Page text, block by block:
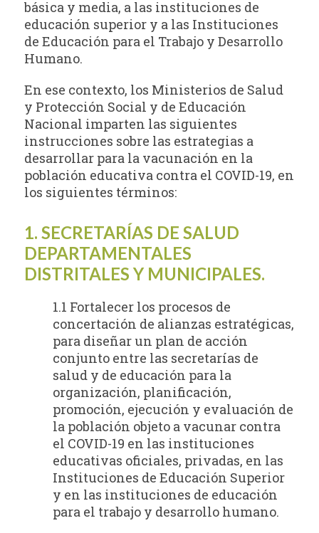
básica y media, a las instituciones de
educación superior y a las Instituciones
de Educación para el Trabajo y Desarrollo
Humano.
En ese contexto, los Ministerios de Salud
y Protección Social y de Educación
Nacional imparten las siguientes
instrucciones sobre las estrategias a
desarrollar para la vacunación en la
población educativa contra el COVID-19, en
los siguientes términos:
1. SECRETARÍAS DE SALUD
DEPARTAMENTALES
DISTRITALES Y MUNICIPALES.
1.1 Fortalecer los procesos de
concertación de alianzas estratégicas,
para diseñar un plan de acción
conjunto entre las secretarías de
salud y de educación para la
organización, planificación,
promoción, ejecución y evaluación de
la población objeto a vacunar contra
el COVID-19 en las instituciones
educativas oficiales, privadas, en las
Instituciones de Educación Superior
y en las instituciones de educación
para el trabajo y desarrollo humano.